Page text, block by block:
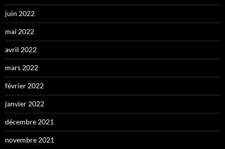
juin 2022
mai 2022
avril 2022
mars 2022
février 2022
janvier 2022
décembre 2021
novembre 2021